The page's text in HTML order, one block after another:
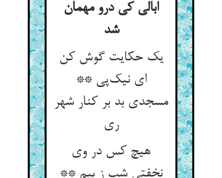
ابالی کی درو مهمان
شد
یک حکایت گوش کن
ای نیک‌پی **
مسجدی بد بر کنار شهر
ری
هیچ کس در وی
نخفتی شب ز بیم **